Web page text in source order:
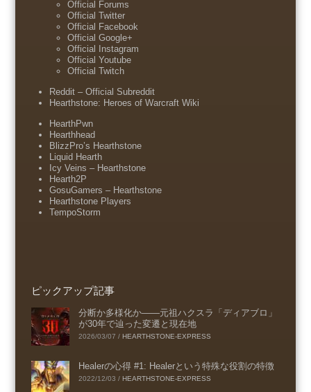
Official Forums
Official Twitter
Official Facebook
Official Google+
Official Instagram
Official Youtube
Official Twitch
Reddit – Official Subreddit
Hearthstone: Heroes of Warcraft Wiki
HearthPwn
Hearthhead
BlizzPro’s Hearthstone
Liquid Hearth
Icy Veins – Hearthstone
Hearth2P
GosuGamers – Hearthstone
Hearthstone Players
TempoStorm
ピックアップ記事
分断か多様化か――元祖ハクスラ「ディアブロ」
が30年で辿った変遷と現在地
2026/03/07 / HEARTHSTONE-EXPRESS
Healerの心得 #1: Healerという特殊な役割の特徴
2022/12/03 / HEARTHSTONE-EXPRESS